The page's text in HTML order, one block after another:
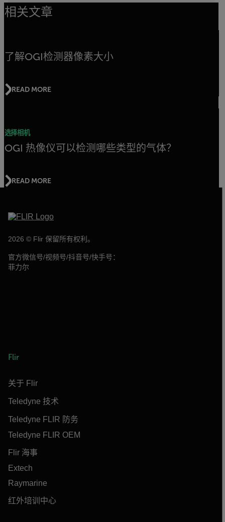
相关文章
了解OGI检测器像素大小
READ MORE
选择相机
OGI 热像仪可以检测哪些类型的气体？
READ MORE
2026 © Flir 保留所有权利。
官方微信号/视频号/抖音号/快手号：
菲力尔
Flir
关于 Flir
Teledyne 技术
Teledyne FLIR 防务
Teledyne FLIR OEM
Flir 海事
Extech
Raymarine
红外培训中心